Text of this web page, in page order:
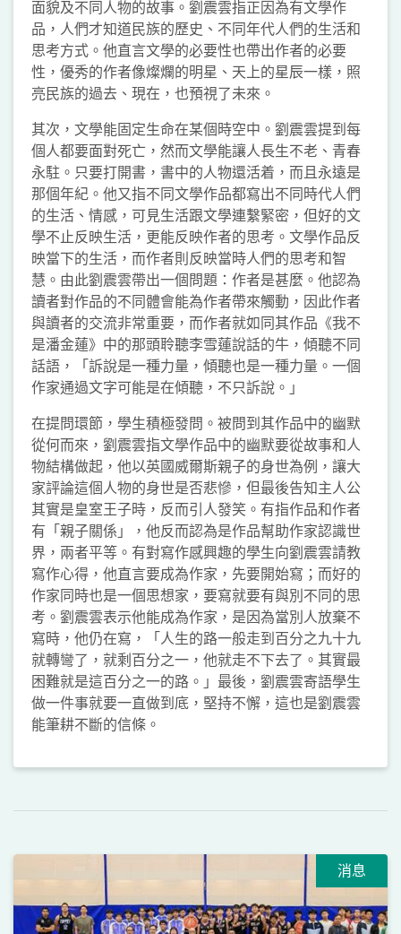
面貌及不同人物的故事。劉震雲指正因為有文學作
品，人們才知道民族的歷史、不同年代人們的生活和
思考方式。他直言文學的必要性也帶出作者的必要
性，優秀的作者像燦爛的明星、天上的星辰一樣，照
亮民族的過去、現在，也預視了未來。
其次，文學能固定生命在某個時空中。劉震雲提到每
個人都要面對死亡，然而文學能讓人長生不老、青春
永駐。只要打開書，書中的人物還活着，而且永遠是
那個年紀。他又指不同文學作品都寫出不同時代人們
的生活、情感，可見生活跟文學連繫緊密，但好的文
學不止反映生活，更能反映作者的思考。文學作品反
映當下的生活，而作者則反映當時人們的思考和智
慧。由此劉震雲帶出一個問題：作者是甚麼。他認為
讀者對作品的不同體會能為作者帶來觸動，因此作者
與讀者的交流非常重要，而作者就如同其作品《我不
是潘金蓮》中的那頭聆聽李雪蓮說話的牛，傾聽不同
話語，「訴說是一種力量，傾聽也是一種力量。一個
作家通過文字可能是在傾聽，不只訴說。」
在提問環節，學生積極發問。被問到其作品中的幽默
從何而來，劉震雲指文學作品中的幽默要從故事和人
物結構做起，他以英國威爾斯親子的身世為例，讓大
家評論這個人物的身世是否悲慘，但最後告知主人公
其實是皇室王子時，反而引人發笑。有指作品和作者
有「親子關係」，他反而認為是作品幫助作家認識世
界，兩者平等。有對寫作感興趣的學生向劉震雲請教
寫作心得，他直言要成為作家，先要開始寫；而好的
作家同時也是一個思想家，要寫就要有與別不同的思
考。劉震雲表示他能成為作家，是因為當別人放棄不
寫時，他仍在寫，「人生的路一般走到百分之九十九
就轉彎了，就剩百分之一，他就走不下去了。其實最
困難就是這百分之一的路。」最後，劉震雲寄語學生
做一件事就要一直做到底，堅持不懈，這也是劉震雲
能筆耕不斷的信條。
消息